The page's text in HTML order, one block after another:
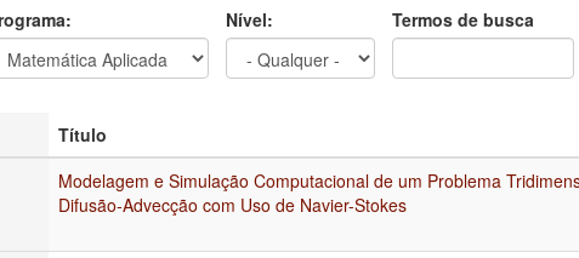
Nível:
Termos de busca
Título
Modelagem e Simulação Computacional de um Problema
Difusão-Advecção com Uso de Navier-Stokes